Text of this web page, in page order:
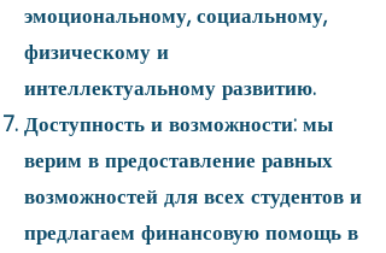
эмоциональному, социальному,
физическому и
интеллектуальному развитию.
Доступность и возможности: мы
верим в предоставление равных
возможностей для всех студентов и
предлагаем финансовую помощь в